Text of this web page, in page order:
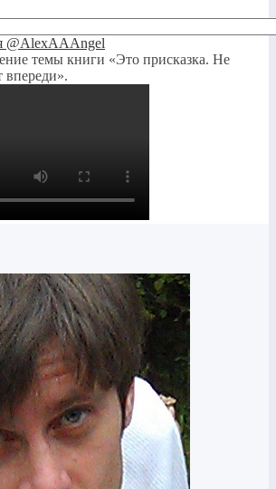
@AlexAAAngel
темы книги «Это присказка. Не
впереди».